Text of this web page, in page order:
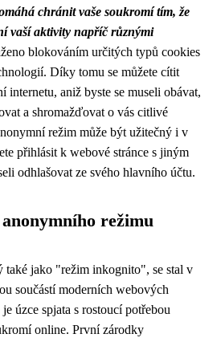
chránit vaše soukromí tím, že
vaší aktivity napříč různými
blokováním určitých typů cookies
Díky tomu se můžete cítit
internetu, aniž byste se museli obávat,
a shromažďovat o vás citlivé
režim může být užitečný i v
přihlásit k webové stránce s jiným
odhlašovat ze svého hlavního účtu.
režimu
také jako "režim inkognito", se stal v
součástí moderních webových
úzce spjata s rostoucí potřebou
online. První zárodky